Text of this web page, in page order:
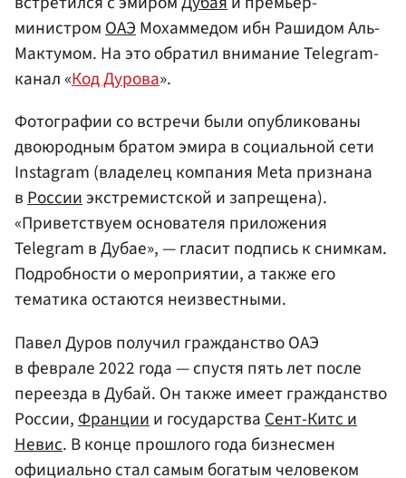
министромОАЭМохаммедом ибн Рашидом Аль-
Мактумом. На это обратил внимание Telegram-
канал «Код Дурова».
Фотографии со встречи были опубликованы
двоюродным братом эмира в социальной сети
Instagram (владелец компания Meta признана
вРоссииэкстремистской и запрещена).
«Приветствуем основателя приложения
Telegram в Дубае», — гласит подпись к снимкам.
Подробности о мероприятии, а также его
тематика остаются неизвестными.
Павел Дуров получил гражданство ОАЭ
в феврале 2022 года — спустя пять лет после
переезда в Дубай. Он также имеет гражданство
России, Франции и государства Сент-Китс и
Невис. В конце прошлого года бизнесмен
официально стал самым богатым человеком